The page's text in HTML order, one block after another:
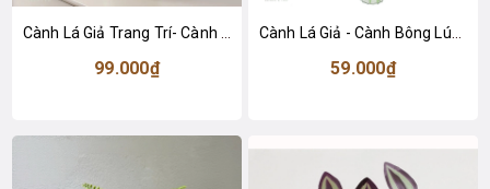
99.000₫ 59.000₫